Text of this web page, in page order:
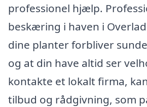
professionel hjælp.
beskæring i haven i
dine planter forbliver
og at din have altid ser
kontakte et lokalt firma,
tilbud og rådgivning, som